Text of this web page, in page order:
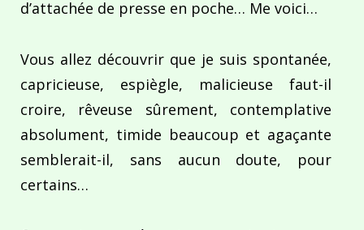
d’attachée de presse en poche… Me voici…
Vous allez découvrir que je suis spontanée,
capricieuse, espiègle, malicieuse faut-il
croire, rêveuse sûrement, contemplative
absolument, timide beaucoup et agaçante
semblerait-il, sans aucun doute, pour
certains…